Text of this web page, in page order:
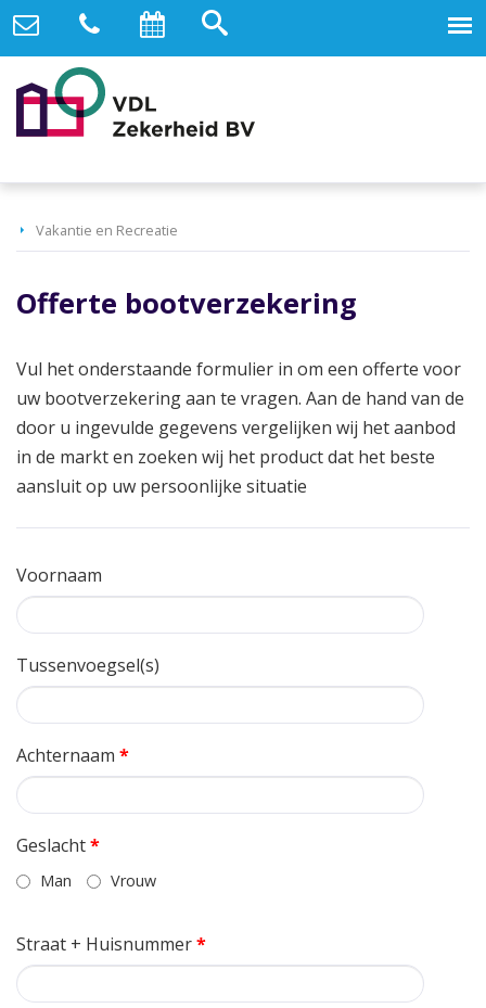
Vakantie en Recreatie
Offerte bootverzekering
Vul het onderstaande formulier in om een offerte voor
uw bootverzekering aan te vragen. Aan de hand van de
door u ingevulde gegevens vergelijken wij het aanbod
in de markt en zoeken wij het product dat het beste
aansluit op uw persoonlijke situatie
Voornaam
Tussenvoegsel(s)
Achternaam *
Geslacht*
Man Vrouw
Straat + Huisnummer*